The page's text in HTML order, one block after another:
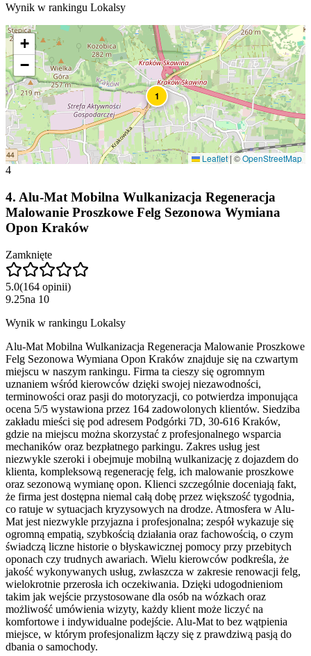
Wynik w rankingu Lokalsy
1
+
−
Leaflet |©OpenStreetMap
4
4. Alu-Mat Mobilna Wulkanizacja Regeneracja
Malowanie Proszkowe Felg Sezonowa Wymiana
Opon Kraków
Zamknięte
5.0(164 opinii)
9.25na 10
Wynik w rankingu Lokalsy
Alu-Mat Mobilna Wulkanizacja Regeneracja Malowanie Proszkowe
Felg Sezonowa Wymiana Opon Kraków znajduje się na czwartym
miejscu w naszym rankingu. Firma ta cieszy się ogromnym
uznaniem wśród kierowców dzięki swojej niezawodności,
terminowości oraz pasji do motoryzacji, co potwierdza imponująca
ocena 5/5 wystawiona przez 164 zadowolonych klientów. Siedziba
zakładu mieści się pod adresem Podgórki 7D, 30-616 Kraków,
gdzie na miejscu można skorzystać z profesjonalnego wsparcia
mechaników oraz bezpłatnego parkingu. Zakres usług jest
niezwykle szeroki i obejmuje mobilną wulkanizację z dojazdem do
klienta, kompleksową regenerację felg, ich malowanie proszkowe
oraz sezonową wymianę opon. Klienci szczególnie doceniają fakt,
że firma jest dostępna niemal całą dobę przez większość tygodnia,
co ratuje w sytuacjach kryzysowych na drodze. Atmosfera w Alu-
Mat jest niezwykle przyjazna i profesjonalna; zespół wykazuje się
ogromną empatią, szybkością działania oraz fachowością, o czym
świadczą liczne historie o błyskawicznej pomocy przy przebitych
oponach czy trudnych awariach. Wielu kierowców podkreśla, że
jakość wykonywanych usług, zwłaszcza w zakresie renowacji felg,
wielokrotnie przerosła ich oczekiwania. Dzięki udogodnieniom
takim jak wejście przystosowane dla osób na wózkach oraz
możliwość umówienia wizyty, każdy klient może liczyć na
komfortowe i indywidualne podejście. Alu-Mat to bez wątpienia
miejsce, w którym profesjonalizm łączy się z prawdziwą pasją do
dbania o samochody.